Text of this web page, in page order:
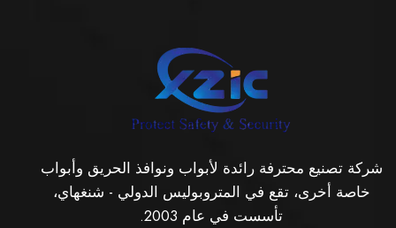
شركة تصنيع محترفة رائدة لأبواب ونوافذ الحريق وأبواب
خاصة أخرى، تقع في المتروبوليس الدولي - شنغهاي،
تأسست في عام 2003.